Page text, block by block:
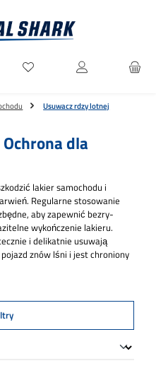
Masz 0 przedmioty na liście
Usuwacz rdzy lotnej
dla
lakier samochodu i
Regularne stosowanie
aby zapewnić bezry-
wykończenie lakieru.
i delikatnie usuwają
znów lśni i jest chroniony